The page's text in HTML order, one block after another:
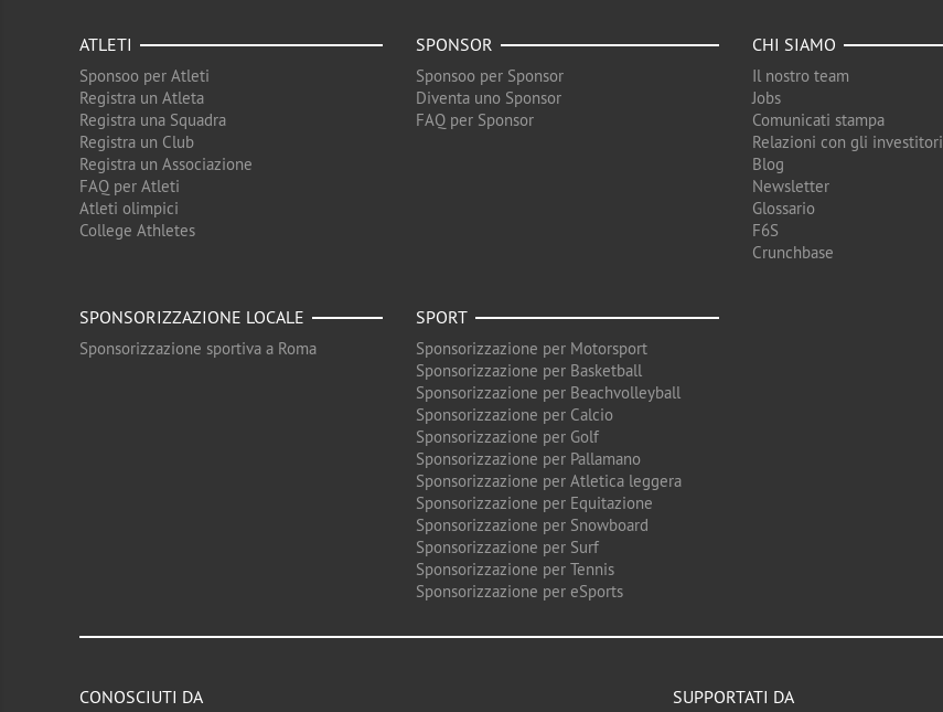
ATLETI
Sponsoo per Atleti
Registra un Atleta
Registra una Squadra
Registra un Club
Registra un Associazione
FAQ per Atleti
Atleti olimpici
College Athletes
SPONSOR
Sponsoo per Sponsor
Diventa uno Sponsor
FAQ per Sponsor
CHI SIAMO
Il nostro team
Jobs
Comunicati stampa
Relazioni con gli investitori
Blog
Newsletter
Glossario
F6S
Crunchbase
SPONSORIZZAZIONE LOCALE
Sponsorizzazione sportiva a Roma
SPORT
Sponsorizzazione per Motorsport
Sponsorizzazione per Basketball
Sponsorizzazione per Beachvolleyball
Sponsorizzazione per Calcio
Sponsorizzazione per Golf
Sponsorizzazione per Pallamano
Sponsorizzazione per Atletica leggera
Sponsorizzazione per Equitazione
Sponsorizzazione per Snowboard
Sponsorizzazione per Surf
Sponsorizzazione per Tennis
Sponsorizzazione per eSports
CONOSCIUTI DA SUPPORTATI DA